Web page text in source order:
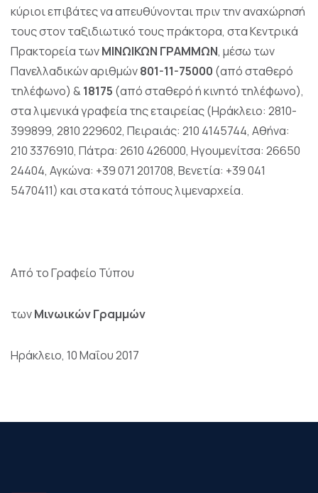
κύριοι επιβάτες να απευθύνονται πριν την αναχώρησή
τους στον ταξιδιωτικό τους πράκτορα, στα Κεντρικά
Πρακτορεία τωνΜΙΝΩΙΚΩΝ ΓΡΑΜΜΩΝ, μέσω των
Πανελλαδικών αριθμών801-11-75000 (από σταθερό
τηλέφωνο) & 18175 (από σταθερό ή κινητό τηλέφωνο),
στα λιμενικά γραφεία της εταιρείας (Ηράκλειο: 2810-
399899, 2810 229602, Πειραιάς: 210 4145744, Αθήνα:
210 3376910, Πάτρα: 2610 426000, Ηγουμενίτσα: 26650
24404, Αγκώνα: +39 071 201708, Βενετία: +39 041
5470411) και στα κατά τόπους λιμεναρχεία.
Από το Γραφείο Τύπου
τωνΜινωικών Γραμμών
Ηράκλειο, 10 Μαΐου 2017